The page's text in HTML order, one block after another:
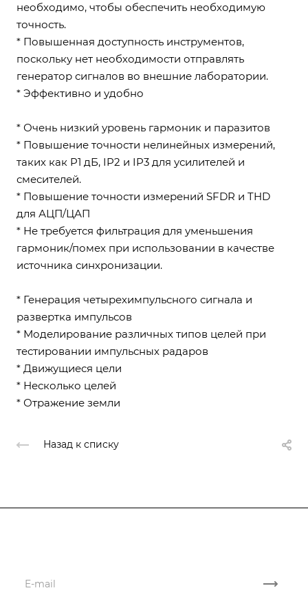
необходимо, чтобы обеспечить необходимую
точность.
* Повышенная доступность инструментов,
поскольку нет необходимости отправлять
генератор сигналов во внешние лаборатории.
* Эффективно и удобно
* Очень низкий уровень гармоник и паразитов
* Повышение точности нелинейных измерений,
таких как P1 дБ, IP2 и IP3 для усилителей и
смесителей.
* Повышение точности измерений SFDR и THD
для АЦП/ЦАП
* Не требуется фильтрация для уменьшения
гармоник/помех при использовании в качестве
источника синхронизации.
* Генерация четырехимпульсного сигнала и
развертка импульсов
* Моделирование различных типов целей при
тестировании импульсных радаров
* Движущиеся цели
* Несколько целей
* Отражение земли
Назад к списку